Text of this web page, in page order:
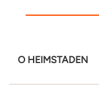
O HEIMSTADEN